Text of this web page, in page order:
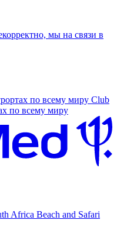
мы на связи в
по всему миру Club
по всему миру
Africa Beach and Safari